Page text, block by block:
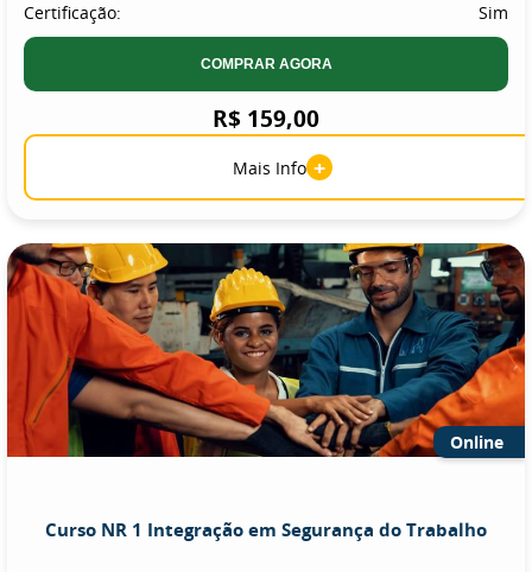
Certificação:
Sim
COMPRAR AGORA
R$ 159,00
Mais Info +
Online
Curso NR 1 Integração em Segurança do Trabalho